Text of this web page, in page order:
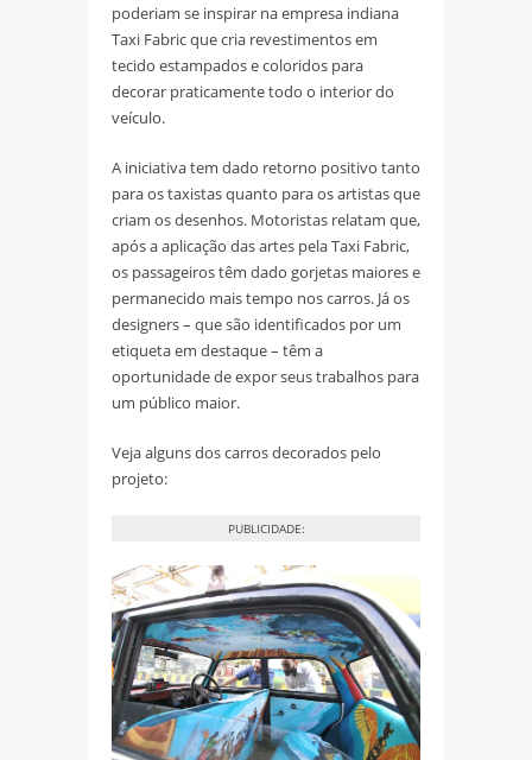
poderiam se inspirar na empresa indiana
Taxi Fabric que cria revestimentos em
tecido estampados e coloridos para
decorar praticamente todo o interior do
veículo.
A iniciativa tem dado retorno positivo tanto
para os taxistas quanto para os artistas que
criam os desenhos. Motoristas relatam que,
após a aplicação das artes pela Taxi Fabric,
os passageiros têm dado gorjetas maiores e
permanecido mais tempo nos carros. Já os
designers – que são identificados por um
etiqueta em destaque – têm a
oportunidade de expor seus trabalhos para
um público maior.
Veja alguns dos carros decorados pelo
projeto:
PUBLICIDADE: